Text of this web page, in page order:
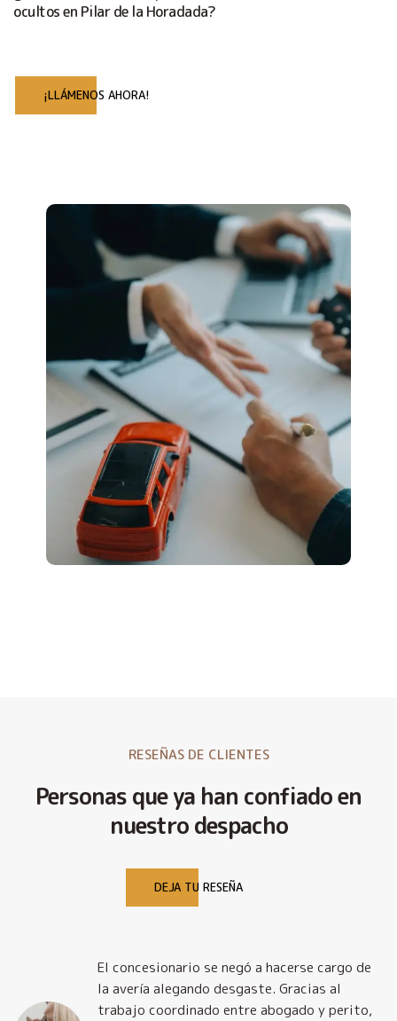
ocultos en Pilar de la Horadada?
¡LLÁMENOS AHORA!
RESEÑAS DE CLIENTES
Personas que ya han confiado en
nuestro despacho
DEJA TU RESEÑA
El concesionario se negó a hacerse cargo de
la avería alegando desgaste. Gracias al
trabajo coordinado entre abogado y perito,